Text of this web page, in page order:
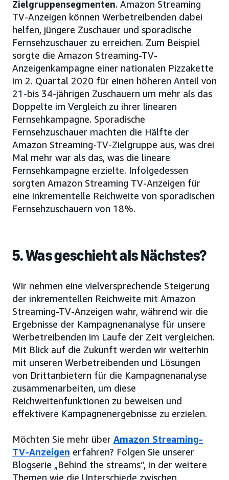
Zielgruppensegmenten. Amazon Streaming
TV-Anzeigen können Werbetreibenden dabei
helfen, jüngere Zuschauer und sporadische
Fernsehzuschauer zu erreichen. Zum Beispiel
sorgte die Amazon Streaming-TV-
Anzeigenkampagne einer nationalen Pizzakette
im 2. Quartal 2020 für einen höheren Anteil von
21-bis 34-jährigen Zuschauern um mehr als das
Doppelte im Vergleich zu ihrer linearen
Fernsehkampagne. Sporadische
Fernsehzuschauer machten die Hälfte der
Amazon Streaming-TV-Zielgruppe aus, was drei
Mal mehr war als das, was die lineare
Fernsehkampagne erzielte. Infolgedessen
sorgten Amazon Streaming TV-Anzeigen für
eine inkrementelle Reichweite von sporadischen
Fernsehzuschauern von 18%.
5. Was geschieht als Nächstes?
Wir nehmen eine vielversprechende Steigerung
der inkrementellen Reichweite mit Amazon
Streaming-TV-Anzeigen wahr, während wir die
Ergebnisse der Kampagnenanalyse für unsere
Werbetreibenden im Laufe der Zeit vergleichen.
Mit Blick auf die Zukunft werden wir weiterhin
mit unseren Werbetreibenden und Lösungen
von Drittanbietern für die Kampagnenanalyse
zusammenarbeiten, um diese
Reichweitenfunktionen zu beweisen und
effektivere Kampagnenergebnisse zu erzielen.
Möchten Sie mehr über Amazon Streaming-
TV-Anzeigen erfahren? Folgen Sie unserer
Blogserie „Behind the streams“, in der weitere
Themen wie die Unterschiede zwischen